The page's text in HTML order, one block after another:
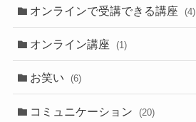
オンラインで受講できる講座 (4)
オンライン講座 (1)
お笑い (6)
コミュニケーション (20)